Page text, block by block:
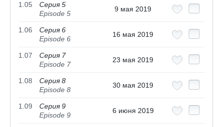
1.05
Серия 5
Episode 5
9 мая 2019
1.06
Серия 6
Episode 6
16 мая 2019
1.07
Серия 7
Episode 7
23 мая 2019
1.08
Серия 8
Episode 8
30 мая 2019
1.09
Серия 9
Episode 9
6 июня 2019